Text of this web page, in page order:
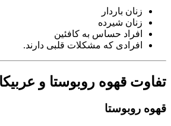
زنان باردار
زنان شیرده
افراد حساس به کافئین
افرادی که مشکلات قلبی دارند.
تفاوت قهوه روبوستا و
قهوه روبوستا